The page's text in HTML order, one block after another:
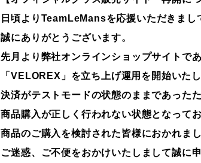
日頃よりTeamLeMansを応援いただきまし
誠にありがとうございます。
先月より弊社オンラインショップサイトで
「VELOREX」を立ち上げ運用を開始いた
決済がテストモードの状態のままであった
商品購入が正しく行われない状態となってお
商品のご購入を検討された皆様におかれま
ご迷惑、ご不便をおかけいたしまして誠に